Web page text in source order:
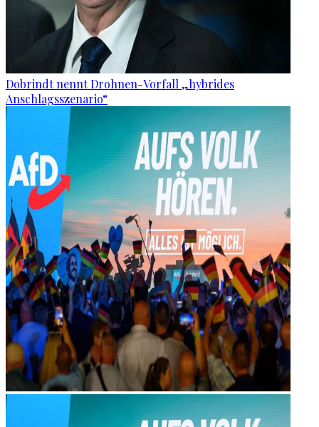
Dobrindt nennt Drohnen-Vorfall „hybrides
Anschlagsszenario“